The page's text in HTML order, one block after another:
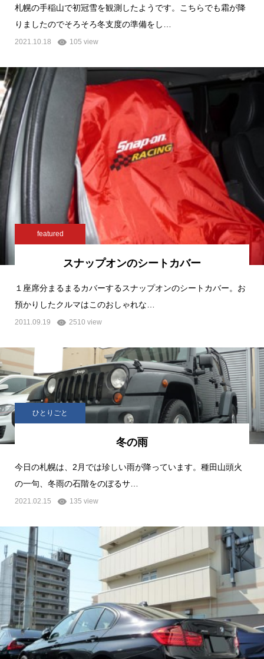
札幌の手稲山で初冠雪を観測したようです。こちらでも霜が降
りましたのでそろそろ冬支度の準備をし…
2021.10.18 105 view
featured
スナップオンのシートカバー
１座席分まるまるカバーするスナップオンのシートカバー。お
預かりしたクルマはこのおしゃれな…
2011.09.19 2510 view
ひとりごと
冬の雨
今日の札幌は、2月では珍しい雨が降っています。種田山頭火
の一句、冬雨の石階をのぼるサ…
2021.02.15 135 view